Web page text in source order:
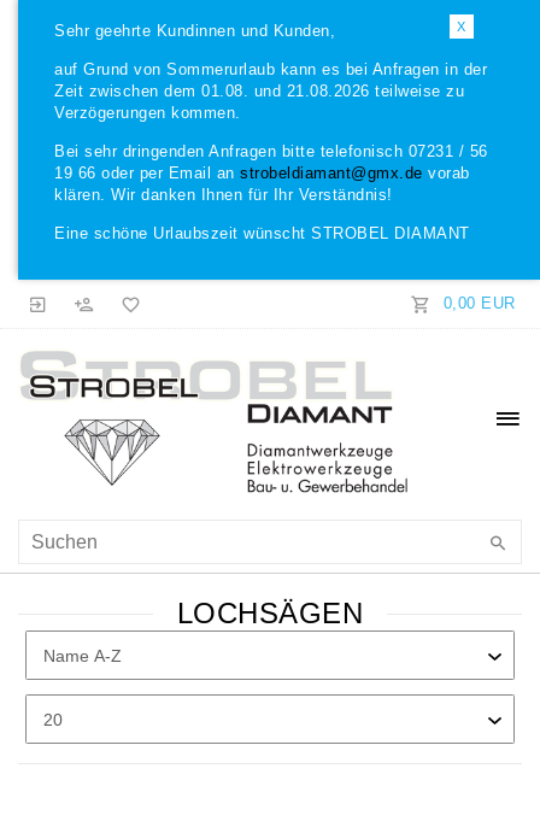
X
Sehr geehrte Kundinnen und Kunden,
auf Grund von Sommerurlaub kann es bei Anfragen in der
Zeit zwischen dem 01.08. und 21.08.2026 teilweise zu
Verzögerungen kommen.
Bei sehr dringenden Anfragen bitte telefonisch 07231 / 56
19 66 oder per Email an strobeldiamant@gmx.de vorab
klären. Wir danken Ihnen für Ihr Verständnis!
Eine schöne Urlaubszeit wünscht STROBEL DIAMANT
0,00 EUR
LOCHSÄGEN